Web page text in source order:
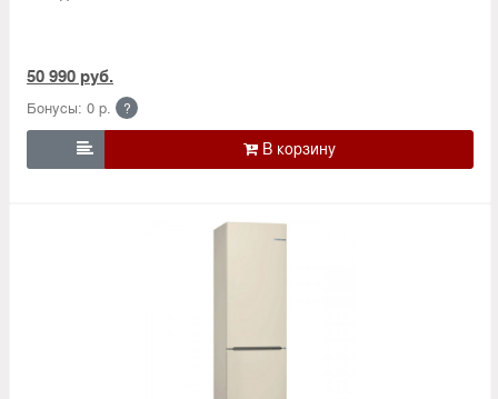
50 990 руб.
Бонусы: 0 р. ?
